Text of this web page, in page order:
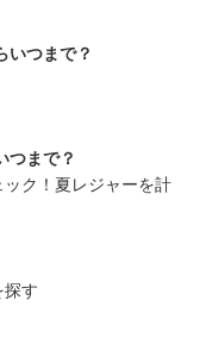
いつまで？
つまで？
ク！夏レジャーを計
す